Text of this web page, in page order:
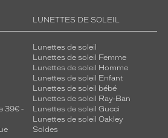
39€ -
LUNETTES DE SOLEIL
Lunettes de soleil
Lunettes de soleil Femme
Lunettes de soleil Homme
Lunettes de soleil Enfant
Lunettes de soleil bébé
Lunettes de soleil Ray-Ban
Lunettes de soleil Gucci
Lunettes de soleil Oakley
Soldes